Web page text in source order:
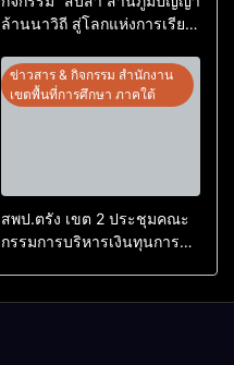
ล้านนาวิถี สู่โลกแห่งการเรียน
ประจำปีการศึกษา 2569
ข่าวสาร & กิจกรรม สำนักงาน
เขตพื้นที่การศึกษา ภาคใต้
สพป.ตรัง เขต 2 ประชุมคณะ
กรรมการบริหารเงินทุนการ